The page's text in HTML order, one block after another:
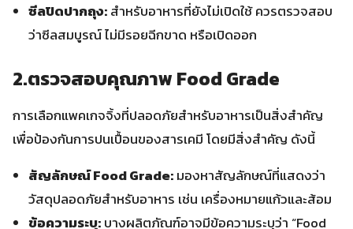
ซีลปิดปากถุง:สำหรับอาหารที่ยังไม่เปิดใช้ ควรตรวจสอบ
ว่าซีลสมบูรณ์ ไม่มีรอยฉีกขาด หรือเปิดออก
2.ตรวจสอบคุณภาพ Food Grade
การเลือกแพคเกจจิ้งที่ปลอดภัยสำหรับอาหารเป็นสิ่งสำคัญ
เพื่อป้องกันการปนเปื้อนของสารเคมี โดยมีสิ่งสำคัญ ดังนี้
สัญลักษณ์ Food Grade:มองหาสัญลักษณ์ที่แสดงว่า
วัสดุปลอดภัยสำหรับอาหาร เช่น เครื่องหมายแก้วและส้อม
ข้อความระบุ:บางผลิตภัณฑ์อาจมีข้อความระบุว่า “Food